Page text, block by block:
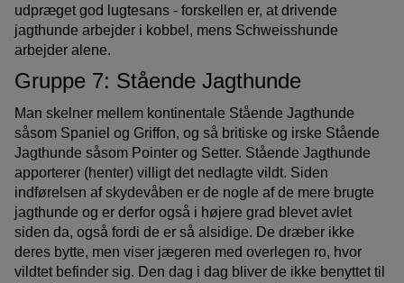
udpræget god lugtesans - forskellen er, at drivende
jagthunde arbejder i kobbel, mens Schweisshunde
arbejder alene.
Gruppe 7: Stående Jagthunde
Man skelner mellem kontinentale Stående Jagthunde
såsom Spaniel og Griffon, og så britiske og irske Stående
Jagthunde såsom Pointer og Setter. Stående Jagthunde
apporterer (henter) villigt det nedlagte vildt. Siden
indførelsen af skydevåben er de nogle af de mere brugte
jagthunde og er derfor også i højere grad blevet avlet
siden da, også fordi de er så alsidige. De dræber ikke
deres bytte, men viser jægeren med overlegen ro, hvor
vildtet befinder sig. Den dag i dag bliver de ikke benyttet til